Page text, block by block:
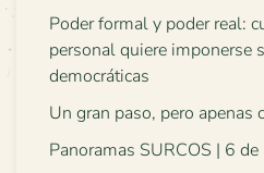
Poder formal y poder real:
personal quiere imponerse
democráticas
Un gran paso, pero apenas
Panoramas SURCOS | 6